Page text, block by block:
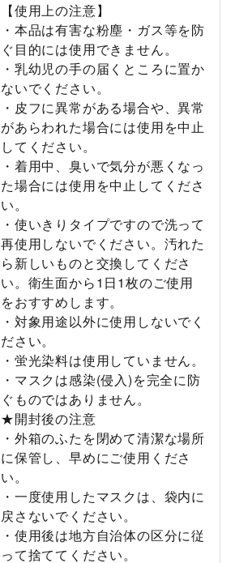
【使用上の注意】
・本品は有害な粉塵・ガス等を防
ぐ目的には使用できません。
・乳幼児の手の届くところに置か
ないでください。
・皮フに異常がある場合や、異常
があらわれた場合には使用を中止
してください。
・着用中、臭いで気分が悪くなっ
た場合には使用を中止してくださ
い。
・使いきりタイプですので洗って
再使用しないでください。汚れた
ら新しいものと交換してくださ
い。衛生面から1日1枚のご使用
をおすすめします。
・対象用途以外に使用しないでく
ださい。
・蛍光染料は使用していません。
・マスクは感染(侵入)を完全に防
ぐものではありません。
★開封後の注意
・外箱のふたを閉めて清潔な場所
に保管し、早めにご使用くださ
い。
・一度使用したマスクは、袋内に
戻さないでください。
・使用後は地方自治体の区分に従
って捨ててください。